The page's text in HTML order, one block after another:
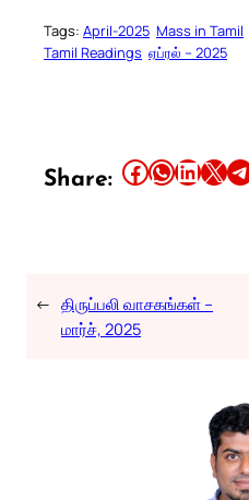
Tags: April-2025 Mass in Tamil
Tamil Readings ஏப்ரல் – 2025
Share: Share this article on Facebook Share this article on WhatsApp Share this article on LinkedIn Share this article on X Share this article on Telegram
← திருப்பலி வாசகங்கள் –
மார்ச், 2025